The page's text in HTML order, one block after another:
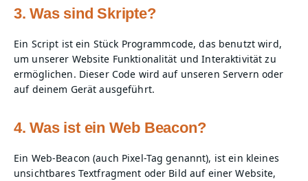
3. Was sind Skripte?
Ein Script ist ein Stück Programmcode, das benutzt wird,
um unserer Website Funktionalität und Interaktivität zu
ermöglichen. Dieser Code wird auf unseren Servern oder
auf deinem Gerät ausgeführt.
4. Was ist ein Web Beacon?
Ein Web-Beacon (auch Pixel-Tag genannt), ist ein kleines
unsichtbares Textfragment oder Bild auf einer Website,